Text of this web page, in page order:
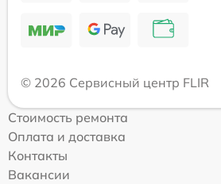
© 2026 Сервисный центр FLIR
Стоимость ремонта
Оплата и доставка
Контакты
Вакансии